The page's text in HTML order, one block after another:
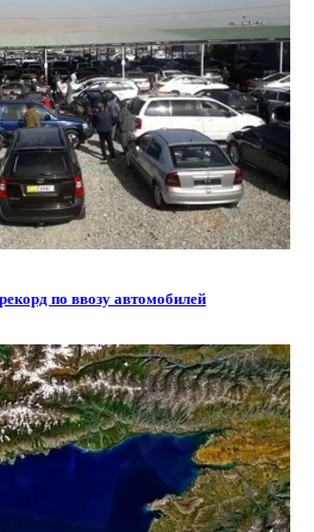
по ввозу автомобилей